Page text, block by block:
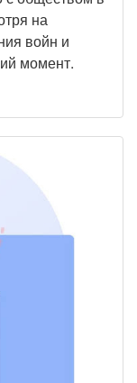
на
войн и
момент.